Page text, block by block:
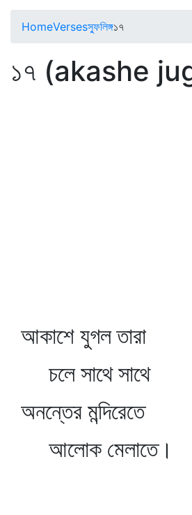
HomeVersesস্ফুলিঙ্গ১৭
১৭ (akashe
আকাশে যুগল তারা
চলে সাথে সাথে
অনন্তের মন্দিরেতে
আলোক মেলাতে।